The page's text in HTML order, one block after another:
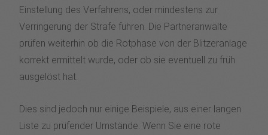
Einstellung des Verfahrens, oder mindestens zur
Verringerung der Strafe führen. Die Partneranwälte
prüfen weiterhin ob die Rotphase von der Blitzeranlage
korrekt ermittelt wurde, oder ob sie eventuell zu früh
ausgelöst hat.
Dies sind jedoch nur einige Beispiele, aus einer langen
Liste zu prüfender Umstände. Wenn Sie eine rote